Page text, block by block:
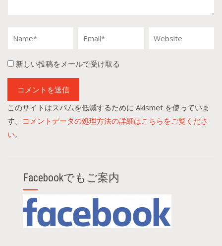
新しい投稿をメールで受け取る
このサイトはスパムを低減するために Akismet を使っていま
す。 コメントデータの処理方法の詳細はこちらをご覧くださ
い。
Facebookでもご案内